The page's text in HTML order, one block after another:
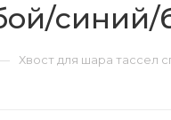
синий/
Хвост для шара тассел